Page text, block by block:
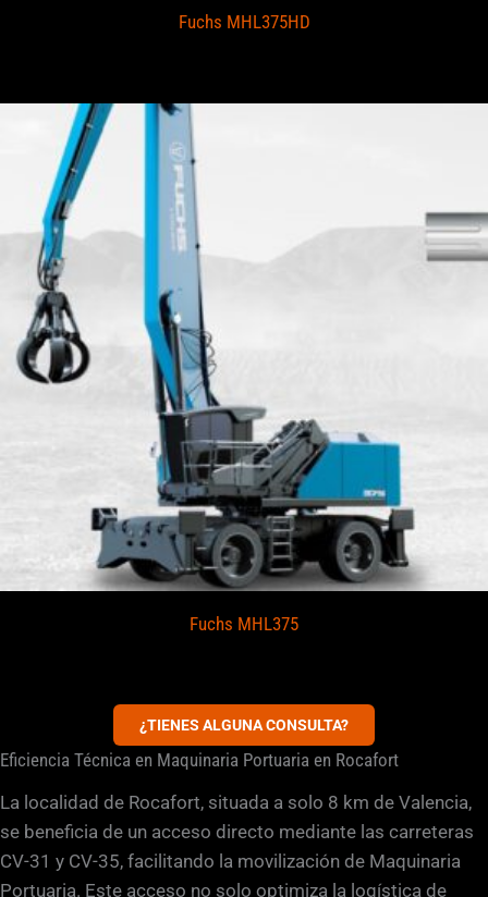
Fuchs MHL375HD
Fuchs MHL375
¿TIENES ALGUNA CONSULTA?
Eficiencia Técnica en Maquinaria Portuaria en Rocafort
La localidad de Rocafort, situada a solo 8 km de Valencia,
se beneficia de un acceso directo mediante las carreteras
CV-31 y CV-35, facilitando la movilización de Maquinaria
Portuaria. Este acceso no solo optimiza la logística de